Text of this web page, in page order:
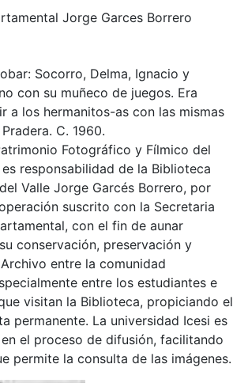
Jorge Garces Borrero
Socorro, Delma, Ignacio y
con su muñeco de juegos. Era
a los hermanitos-as con las mismas
C. 1960.
Fotográfico y Fílmico del
responsabilidad de la Biblioteca
Valle Jorge Garcés Borrero, por
suscrito con la Secretaria
con el fin de aunar
conservación, preservación y
entre la comunidad
entre los estudiantes e
visitan la Biblioteca, propiciando el
permanente. La universidad Icesi es
el proceso de difusión, facilitando
permite la consulta de las imágenes.